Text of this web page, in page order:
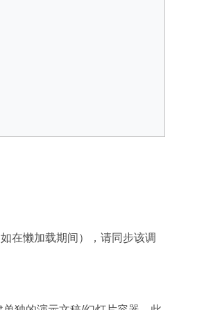
在懒加载期间），请同步该调